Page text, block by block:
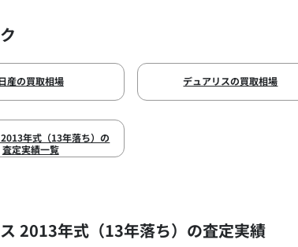
産の買取相場 デュアリスの買取相場
年式（13年落ち）の
査定実績一覧
2013年式（13年落ち）の査定実績